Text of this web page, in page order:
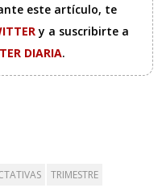
este artículo, te
y a suscribirte a
DIARIA.
TRIMESTRE